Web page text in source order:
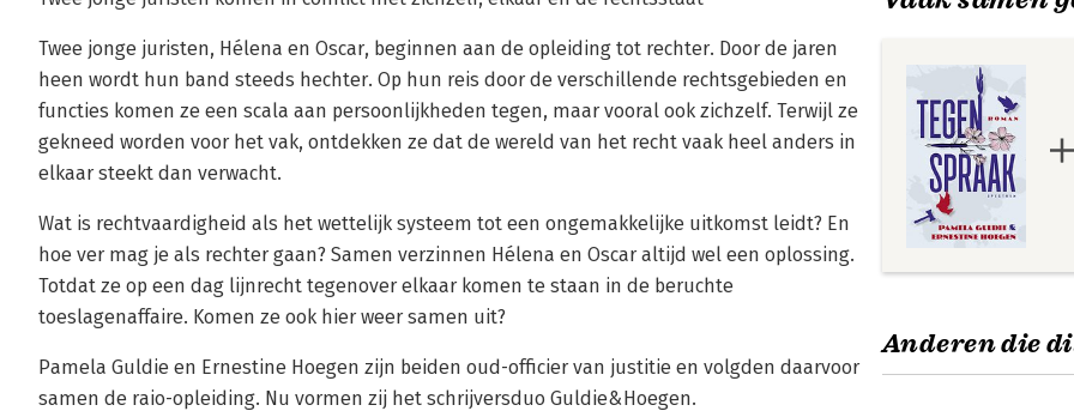
Twee jonge juristen, Hélena en Oscar, beginnen aan de opleiding tot rechter. Door de jaren
heen wordt hun band steeds hechter. Op hun reis door de verschillende rechtsgebieden en
functies komen ze een scala aan persoonlijkheden tegen, maar vooral ook zichzelf. Terwijl ze
gekneed worden voor het vak, ontdekken ze dat de wereld van het recht vaak heel anders in
elkaar steekt dan verwacht.
Wat is rechtvaardigheid als het wettelijk systeem tot een ongemakkelijke uitkomst leidt? En
hoe ver mag je als rechter gaan? Samen verzinnen Hélena en Oscar altijd wel een oplossing.
Totdat ze op een dag lijnrecht tegenover elkaar komen te staan in de beruchte
toeslagenaffaire. Komen ze ook hier weer samen uit?
Pamela Guldie en Ernestine Hoegen zijn beiden oud-officier van justitie en volgden daarvoor
samen de raio-opleiding. Nu vormen zij het schrijversduo Guldie&Hoegen.
Anderen die